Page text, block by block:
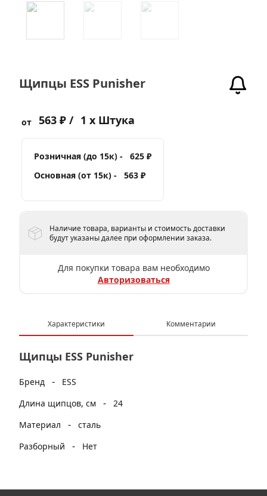
Щипцы ESS Punisher
от 563 ₽ / 1 x Штука
Розничная (до 15к) -
625 ₽
Основная (от 15к) -
563 ₽
Наличие товара, варианты и стоимость доставки
будут указаны далее при оформлении заказа.
Для покупки товара вам необходимо
Авторизоваться
Характеристики Комментарии
Щипцы ESS Punisher
Бренд -
ESS
Длина щипцов, см
- 24
Материал
- сталь
Разборный
- Нет